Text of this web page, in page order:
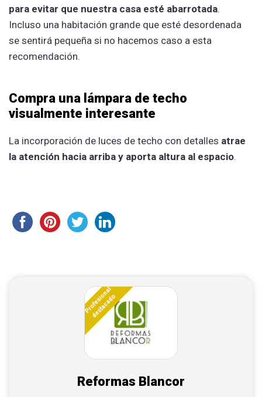
para evitar que nuestra casa esté abarrotada.
Incluso una habitación grande que esté desordenada
se sentirá pequeña si no hacemos caso a esta
recomendación.
Compra una lámpara de techo
visualmente interesante
La incorporación de luces de techo con detalles atrae
la atención hacia arriba y aporta altura al espacio.
Profesional
destacado
Reformas Blancor